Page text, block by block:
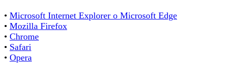
• Microsoft Internet Explorer o Microsoft Edge
• Mozilla Firefox
• Chrome
• Safari
• Opera